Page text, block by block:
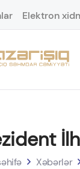
Elektron
Xəbərlər